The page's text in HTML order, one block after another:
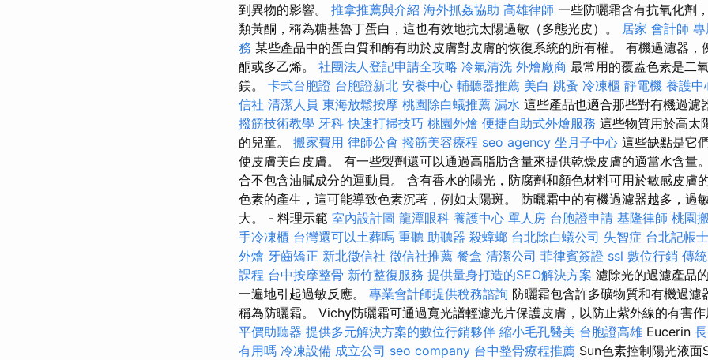
到異物的影響。 推拿推薦與介紹 海外抓姦協助 高雄律師 一些防曬霜含有抗氧化劑
類黃酮，稱為糖基魯丁蛋白，這也有效地抗太陽過敏（多態光皮）。 居家 會計師
務 某些產品中的蛋白質和酶有助於皮膚對皮膚的恢復系統的所有權。 有機過濾器，
酮或多乙烯。 社團法人登記申請全攻略 冷氣清洗 外燴廠商 最常用的覆蓋色素是二
鎂。 卡式台胞證 台胞證新北 安養中心 輔聽器推薦 美白 跳蚤 冷凍櫃 靜電機 養護中
信社 清潔人員 東海放鬆按摩 桃園除白蟻推薦 漏水 這些產品也適合那些對有機過濾
撥筋技術教學 牙科 快速打掃技巧 桃園外燴 便捷自助式外燴服務 這些物質用於高太
的兒童。 搬家費用 律師公會 撥筋美容療程 seo agency 坐月子中心 這些缺點是它
使皮膚美白皮膚。 有一些製劑還可以通過高脂肪含量來提供乾燥皮膚的適當水含量
合不包含油膩成分的運動員。 含有香水的陽光，防腐劑和顏色材料可用於敏感皮膚
色素的產生，這可能導致色素沉著，例如太陽斑。 防曬霜中的有機過濾器越多，過
大。 - 料理示範 室內設計圖 龍潭眼科 養護中心 單人房 台胞證申請 基隆律師 桃園
手冷凍櫃 台灣還可以土葬嗎 重聽 助聽器 殺蟑螂 台北除白蟻公司 失智症 台北記帳
外燴 牙齒矯正 新北徵信社 徵信社推薦 餐盒 清潔公司 菲律賓簽證 ssl 數位行銷 傳
課程 台中按摩整骨 新竹整復服務 提供量身打造的SEO解決方案 濾除光的過濾產品
一遍地引起過敏反應。 專業會計師提供稅務諮詢 防曬霜包含許多礦物質和有機過濾
稱為防曬霜。 Vichy防曬霜可通過寬光譜輕濾光片保護皮膚，以防止紫外線的有害作
平價助聽器 提供多元解決方案的數位行銷夥伴 縮小毛孔醫美 台胞證高雄 Eucerin
有用嗎 冷凍設備 成立公司 seo company 台中整骨療程推薦 Sun色素控制陽光液面